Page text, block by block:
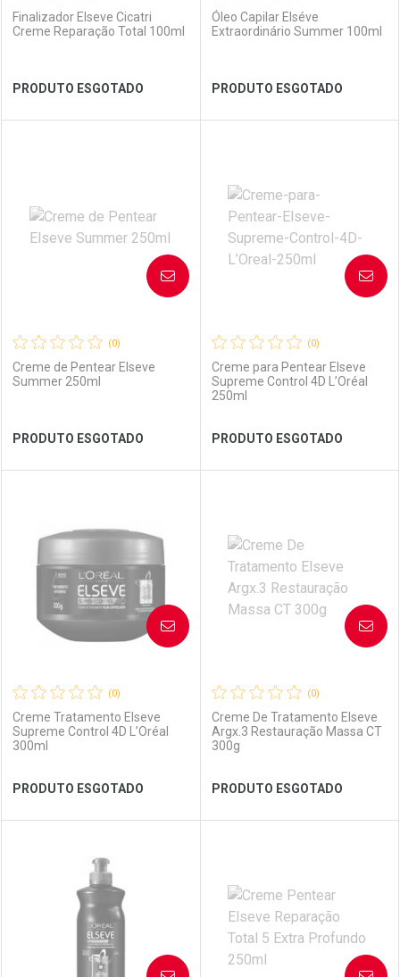
Ver Desconto Convênio Ver Desconto Convênio
Finalizador Elseve Cicatri
Creme Reparação Total 100ml
PRODUTO ESGOTADO
Ver Desconto Convênio
Óleo Capilar Elséve
Extraordinário Summer 100ml
PRODUTO ESGOTADO
Laboratório
Ver Desconto Convênio
Por Menos
(0)
Creme de Pentear Elseve
Summer 250ml
PRODUTO ESGOTADO
AVISE-ME
Laboratório
Ver Desconto Convênio
Por Menos
(0)
Creme para Pentear Elseve
Supreme Control 4D L’Oréal
250ml
PRODUTO ESGOTADO
AVISE-ME
Laboratório
Ver Desconto Convênio
Por Menos
(0)
Creme Tratamento Elseve
Supreme Control 4D L’Oréal
300ml
PRODUTO ESGOTADO
AVISE-ME
Laboratório
Por Menos
(0)
Creme De Tratamento Elseve
Argx.3 Restauração Massa CT
300g
PRODUTO ESGOTADO
AVISE-ME
Laboratório
Por Menos